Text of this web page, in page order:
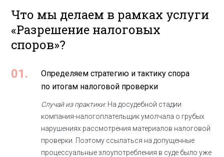
Что мы делаем в рамках услуги
«Разрешение налоговых
споров»?
01.
Определяем стратегию и тактику спора
по итогам налоговой проверки
Случай из практики:На досудебной стадии
компания-налогоплательщик умолчала о грубых
нарушениях рассмотрения материалов налоговой
проверки. Поэтому ссылаться на допущенные
процессуальные злоупотребления в суде было уже